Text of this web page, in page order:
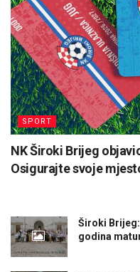
SPORT
NK Široki Brijeg
Osigurajte svoje
Široki
godina